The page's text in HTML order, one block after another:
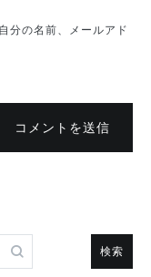
分の名前、メールアド
コメントを送信